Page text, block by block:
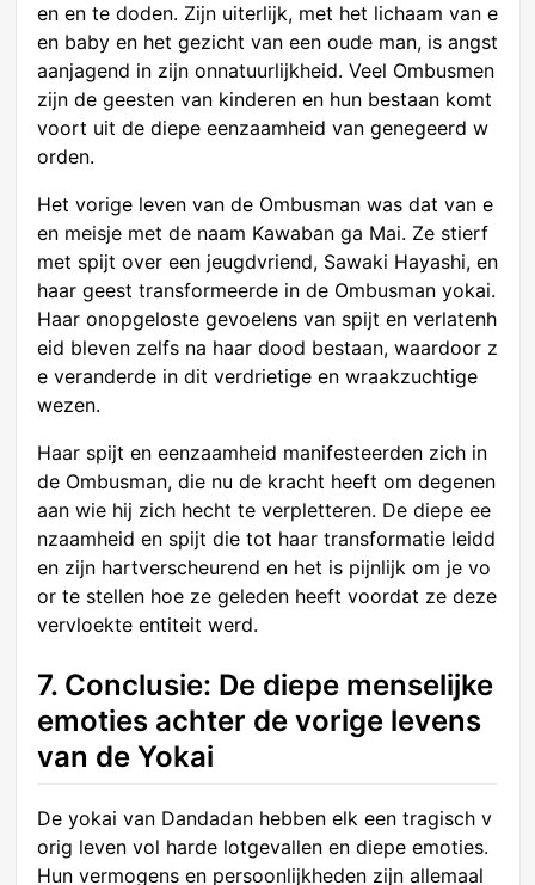
en en te doden. Zijn uiterlijk, met het lichaam van e
en baby en het gezicht van een oude man, is angst
aanjagend in zijn onnatuurlijkheid. Veel Ombusmen
zijn de geesten van kinderen en hun bestaan komt
voort uit de diepe eenzaamheid van genegeerd w
orden.
Het vorige leven van de Ombusman was dat van e
en meisje met de naam Kawaban ga Mai. Ze stierf
met spijt over een jeugdvriend, Sawaki Hayashi, en
haar geest transformeerde in de Ombusman yokai.
Haar onopgeloste gevoelens van spijt en verlatenh
eid bleven zelfs na haar dood bestaan, waardoor z
e veranderde in dit verdrietige en wraakzuchtige
wezen.
Haar spijt en eenzaamheid manifesteerden zich in
de Ombusman, die nu de kracht heeft om degenen
aan wie hij zich hecht te verpletteren. De diepe ee
nzaamheid en spijt die tot haar transformatie leidd
en zijn hartverscheurend en het is pijnlijk om je vo
or te stellen hoe ze geleden heeft voordat ze deze
vervloekte entiteit werd.
7. Conclusie: De diepe menselijke
emoties achter de vorige levens
van de Yokai
De yokai van Dandadan hebben elk een tragisch v
orig leven vol harde lotgevallen en diepe emoties.
Hun vermogens en persoonlijkheden zijn allemaal